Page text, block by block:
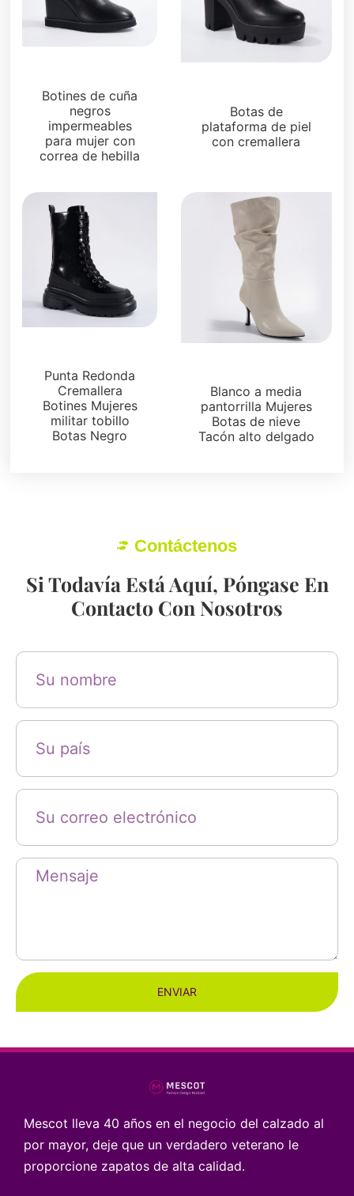
Botines de cuña
negros
impermeables
para mujer con
correa de hebilla
Botas de
plataforma de piel
con cremallera
Punta Redonda
Cremallera
Botines Mujeres
militar tobillo
Botas Negro
Blanco a media
pantorrilla Mujeres
Botas de nieve
Tacón alto delgado
Contáctenos
Si Todavía Está Aquí, Póngase En
Contacto Con Nosotros
ENVIAR
Mescot lleva 40 años en el negocio del calzado al
por mayor, deje que un verdadero veterano le
proporcione zapatos de alta calidad.